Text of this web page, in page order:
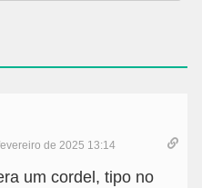
de 2025 13:14
um cordel, tipo no